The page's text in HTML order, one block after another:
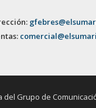
de